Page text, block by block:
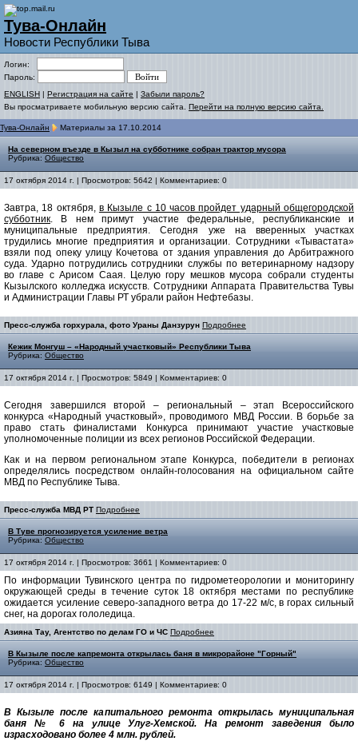
Тува-Онлайн
Новости Республики Тыва
Логин:
Пароль:
ENGLISH | Регистрация на сайте | Забыли пароль?
Вы просматриваете мобильную версию сайта. Перейти на полную версию сайта.
Тува-Онлайн Материалы за 17.10.2014
На северном въезде в Кызыл на субботнике собран трактор мусора
Рубрика: Общество
17 октября 2014 г. | Просмотров: 5642 | Комментариев: 0
Завтра, 18 октября, в Кызыле с 10 часов пройдет ударный общегородской
субботник. В нем примут участие федеральные, республиканские и
муниципальные предприятия. Сегодня уже на вверенных участках
трудились многие предприятия и организации. Сотрудники «Тывастата»
взяли под опеку улицу Кочетова от здания управления до Арбитражного
суда. Ударно потрудились сотрудники службы по ветеринарному надзору
во главе с Арисом Саая. Целую гору мешков мусора собрали студенты
Кызылского колледжа искусств. Сотрудники Аппарата Правительства Тувы
и Администрации Главы РТ убрали район Нефтебазы.
Пресс-служба горхурала, фото Ураны Данзурун Подробнее
Кежик Монгуш – «Народный участковый» Республики Тыва
Рубрика: Общество
17 октября 2014 г. | Просмотров: 5849 | Комментариев: 0
Сегодня завершился второй – региональный – этап Всероссийского
конкурса «Народный участковый», проводимого МВД России. В борьбе за
право стать финалистами Конкурса принимают участие участковые
уполномоченные полиции из всех регионов Российской Федерации.
Как и на первом региональном этапе Конкурса, победители в регионах
определялись посредством онлайн-голосования на официальном сайте
МВД по Республике Тыва.
Пресс-служба МВД РТ Подробнее
В Туве прогнозируется усиление ветра
Рубрика: Общество
17 октября 2014 г. | Просмотров: 3661 | Комментариев: 0
По информации Тувинского центра по гидрометеорологии и мониторингу
окружающей среды в течение суток 18 октября местами по республике
ожидается усиление северо-западного ветра до 17-22 м/с, в горах сильный
снег, на дорогах гололедица.
Азияна Тау, Агентство по делам ГО и ЧС Подробнее
В Кызыле после капремонта открылась баня в микрорайоне "Горный"
Рубрика: Общество
17 октября 2014 г. | Просмотров: 6149 | Комментариев: 0
В Кызыле после капитального ремонта открылась муниципальная
баня № 6 на улице Улуг-Хемской. На ремонт заведения было
израсходовано более 4 млн. рублей.